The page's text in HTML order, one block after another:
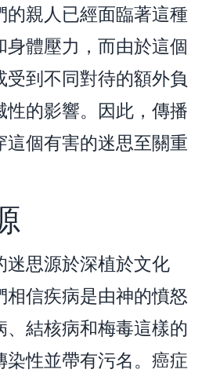
的親人已經面臨著這種
體壓力，而由於這個
到不同對待的額外負
的影響。因此，傳播
個有害的迷思至關重
迷思源於深植於文化
相信疾病是由神的憤怒
、結核病和梅毒這樣的
性並帶有污名。癌症